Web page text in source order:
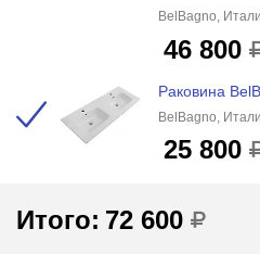
BelBagno,
46 800
Раковина
BelBagno,
25 800
Итого: 72 600